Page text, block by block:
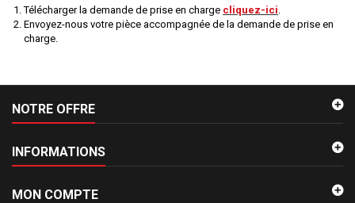
Télécharger la demande de prise en charge cliquez-ici.
Envoyez-nous votre pièce accompagnée de la demande de prise en
charge.
NOTRE OFFRE
INFORMATIONS
MON COMPTE